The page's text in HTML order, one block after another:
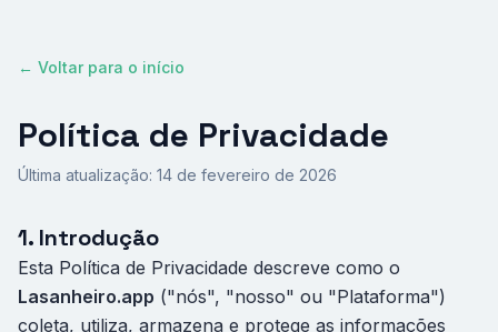
← Voltar para o início
Política de Privacidade
Última atualização: 14 de fevereiro de 2026
1. Introdução
Esta Política de Privacidade descreve como o
Lasanheiro.app ("nós", "nosso" ou "Plataforma")
coleta, utiliza, armazena e protege as informações